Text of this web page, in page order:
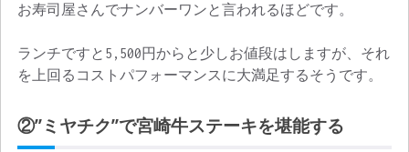
お寿司屋さんでナンバーワンと言われるほどです。
ランチですと5,500円からと少しお値段はしますが、それ
を上回るコストパフォーマンスに大満足するそうです。
②”ミヤチク”で宮崎牛ステーキを堪能する